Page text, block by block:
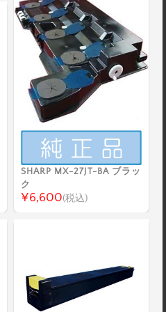
SHARP MX-27JT-BA ブラッ
ク
¥6,600(税込)